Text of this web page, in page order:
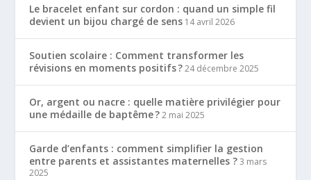
Le bracelet enfant sur cordon : quand un simple fil
devient un bijou chargé de sens 14 avril 2026
Soutien scolaire : Comment transformer les
révisions en moments positifs ? 24 décembre 2025
Or, argent ou nacre : quelle matière privilégier pour
une médaille de baptême ? 2 mai 2025
Garde d’enfants : comment simplifier la gestion
entre parents et assistantes maternelles ? 3 mars
2025